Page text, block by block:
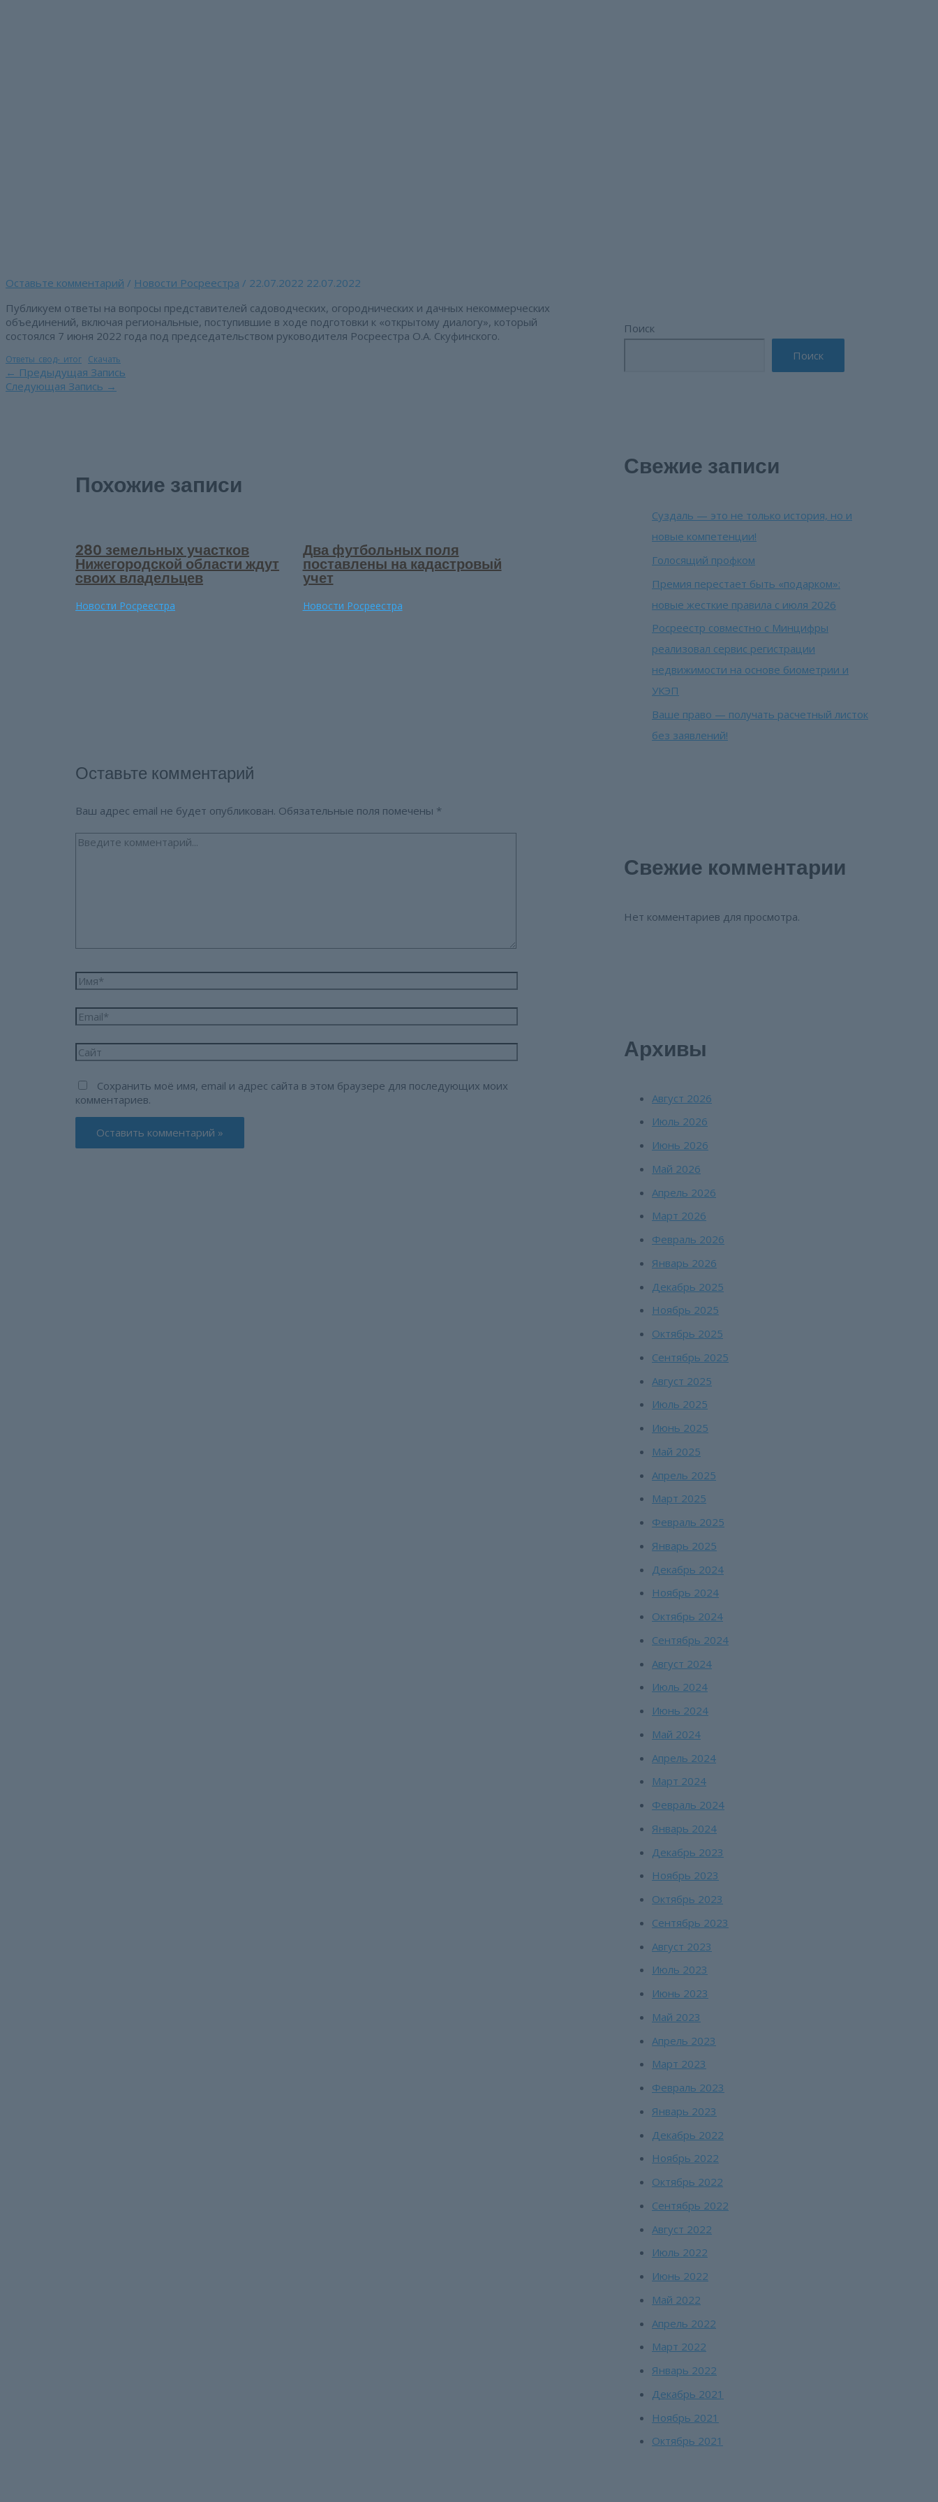
Оставьте комментарий / Новости Росреестра / 22.07.2022 22.07.2022
Публикуем ответы на вопросы представителей садоводческих, огороднических и дачных некоммерческих
объединений, включая региональные, поступившие в ходе подготовки к «открытому диалогу», который
состоялся 7 июня 2022 года под председательством руководителя Росреестра О.А. Скуфинского.
Ответы_свод-_итог Скачать
Навигация
по
← Предыдущая Запись
Следующая Запись →
Похожие записи
280 земельных участков
Нижегородской области ждут
своих владельцев
Новости Росреестра
Два футбольных поля
поставлены на кадастровый
учет
Новости Росреестра
Оставьте комментарий
Ваш адрес email не будет опубликован. Обязательные поля помечены *
Введите
Имя*
Email*
Сайт
Сохранить моё имя, email и адрес сайта в этом браузере для последующих моих
комментариев.
Поиск
Поиск
Свежие записи
Суздаль — это не только история, но и
новые компетенции!
Голосящий профком
Премия перестает быть «подарком»:
новые жесткие правила с июля 2026
Росреестр совместно с Минцифры
реализовал сервис регистрации
недвижимости на основе биометрии и
УКЭП
Ваше право — получать расчетный листок
без заявлений!
Свежие комментарии
Нет комментариев для просмотра.
Архивы
Август 2026
Июль 2026
Июнь 2026
Май 2026
Апрель 2026
Март 2026
Февраль 2026
Январь 2026
Декабрь 2025
Ноябрь 2025
Октябрь 2025
Сентябрь 2025
Август 2025
Июль 2025
Июнь 2025
Май 2025
Апрель 2025
Март 2025
Февраль 2025
Январь 2025
Декабрь 2024
Ноябрь 2024
Октябрь 2024
Сентябрь 2024
Август 2024
Июль 2024
Июнь 2024
Май 2024
Апрель 2024
Март 2024
Февраль 2024
Январь 2024
Декабрь 2023
Ноябрь 2023
Октябрь 2023
Сентябрь 2023
Август 2023
Июль 2023
Июнь 2023
Май 2023
Апрель 2023
Март 2023
Февраль 2023
Январь 2023
Декабрь 2022
Ноябрь 2022
Октябрь 2022
Сентябрь 2022
Август 2022
Июль 2022
Июнь 2022
Май 2022
Апрель 2022
Март 2022
Январь 2022
Декабрь 2021
Ноябрь 2021
Октябрь 2021